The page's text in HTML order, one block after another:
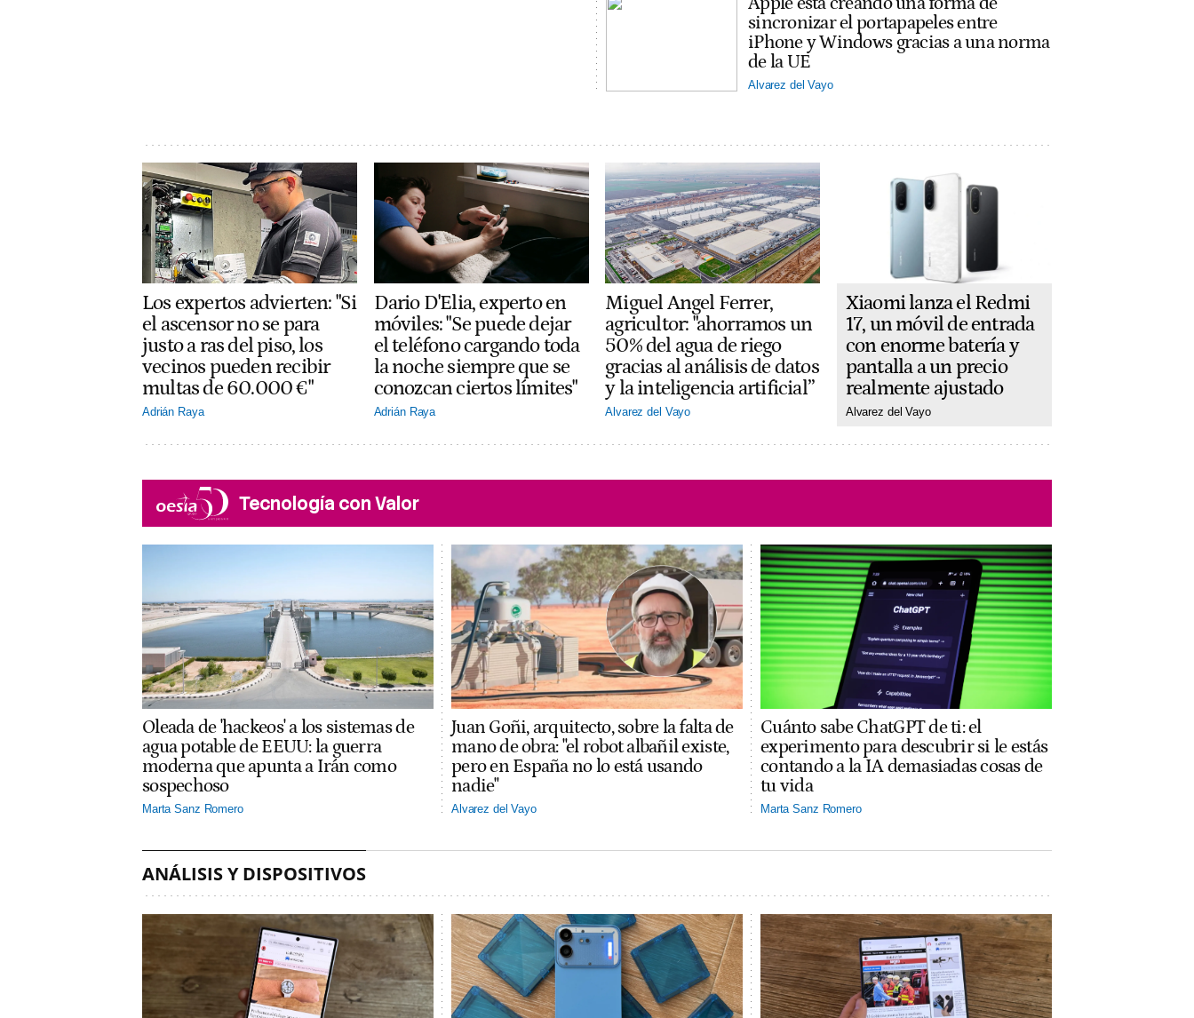
sincronizar el portapapeles entre
iPhone y Windows gracias a una norma
de la UE
Alvarez del Vayo
Los expertos advierten: "Si
el ascensor no se para
justo a ras del piso, los
vecinos pueden recibir
multas de 60.000 €"
Adrián Raya
Dario D'Elia, experto en
móviles: "Se puede dejar
el teléfono cargando toda
la noche siempre que se
conozcan ciertos límites"
Adrián Raya
Miguel Angel Ferrer,
agricultor: "ahorramos un
50% del agua de riego
gracias al análisis de datos
y la inteligencia artificial”
Alvarez del Vayo
Xiaomi lanza el Redmi
17, un móvil de entrada
con enorme batería y
pantalla a un precio
realmente ajustado
Alvarez del Vayo
Tecnología con Valor
Oleada de 'hackeos' a los sistemas de
agua potable de EEUU: la guerra
moderna que apunta a Irán como
sospechoso
Marta Sanz Romero
Juan Goñi, arquitecto, sobre la falta de
mano de obra: "el robot albañil existe,
pero en España no lo está usando
nadie"
Alvarez del Vayo
Cuánto sabe ChatGPT de ti: el
experimento para descubrir si le estás
contando a la IA demasiadas cosas de
tu vida
Marta Sanz Romero
ANÁLISIS Y DISPOSITIVOS